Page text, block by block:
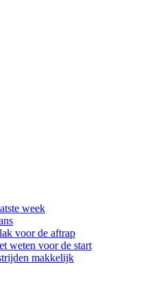
week
voor de aftrap
weten voor de start
makkelijk